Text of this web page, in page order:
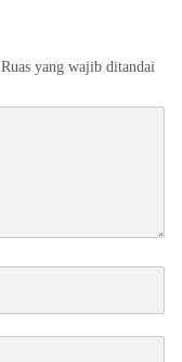
Ruas yang wajib ditandai